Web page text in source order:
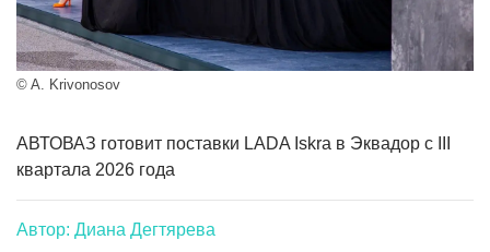
© A. Krivonosov
АВТОВАЗ готовит поставки LADA Iskra в Эквадор с III
квартала 2026 года
Автор: Диана Дегтярева